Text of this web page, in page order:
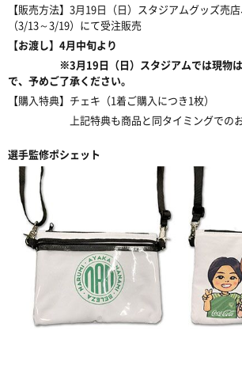
【販売方法】3月19日（日）スタジアムグッズ売
（3/13～3/19）にて受注販売
【お渡し】4月中旬より
※3月19日（日）スタジアムでは現物はお
で、予めご了承ください。
【購入特典】チェキ（1着ご購入につき1枚）
上記特典も商品と同タイミングでのお渡
選手監修ポシェット